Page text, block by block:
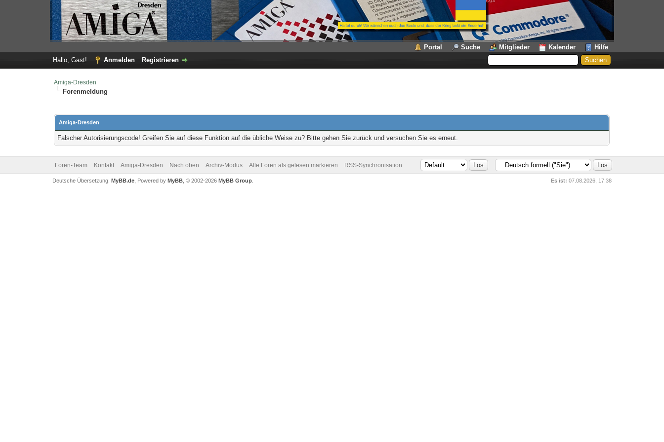
Portal Suche Mitglieder Kalender
Hilfe
Hallo, Gast!
Anmelden Registrieren
Amiga-Dresden
Forenmeldung
Amiga-Dresden
Falscher Autorisierungscode! Greifen Sie auf diese Funktion auf die übliche Weise zu? Bitte gehen Sie zurück und versuchen Sie es erneut.
Foren-Team Kontakt Amiga-Dresden Nach oben Archiv-Modus Alle Foren als gelesen markieren RSS-Synchronisation
Es ist: 07.08.2026, 17:38
Deutsche Übersetzung: MyBB.de, Powered by MyBB, © 2002-2026 MyBB Group.